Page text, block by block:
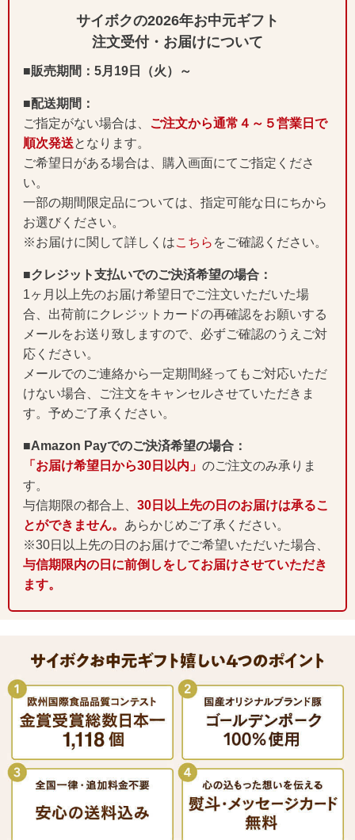
サイボクの2026年お中元ギフト
注文受付・お届けについて
■販売期間：5月19日（火）～
■配送期間：
ご指定がない場合は、 ご注文から通常４～５営業日で
順次発送となります。
ご希望日がある場合は、購入画面にてご指定くださ
い。
一部の期間限定品については、指定可能な日にちから
お選びください。
※お届けに関して詳しくはこちら をご確認ください。
■クレジット支払いでのご決済希望の場合：
1ヶ月以上先のお届け希望日でご注文いただいた場
合、出荷前にクレジットカードの再確認をお願いする
メールをお送り致しますので、必ずご確認のうえご対
応ください。
メールでのご連絡から一定期間経ってもご対応いただ
けない場合、ご注文をキャンセルさせていただきま
す。予めご了承ください。
■Amazon Payでのご決済希望の場合：
「お届け希望日から30日以内」のご注文のみ承りま
す。
与信期限の都合上、30日以上先の日のお届けは承るこ
とができません。 あらかじめご了承ください。
※30日以上先の日のお届けでご希望いただいた場合、
与信期限内の日に前倒しをしてお届けさせていただき
ます。